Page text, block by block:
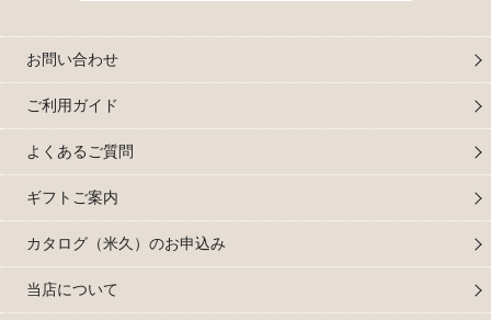
お問い合わせ
ご利用ガイド
よくあるご質問
ギフトご案内
カタログ（米久）のお申込み
当店について